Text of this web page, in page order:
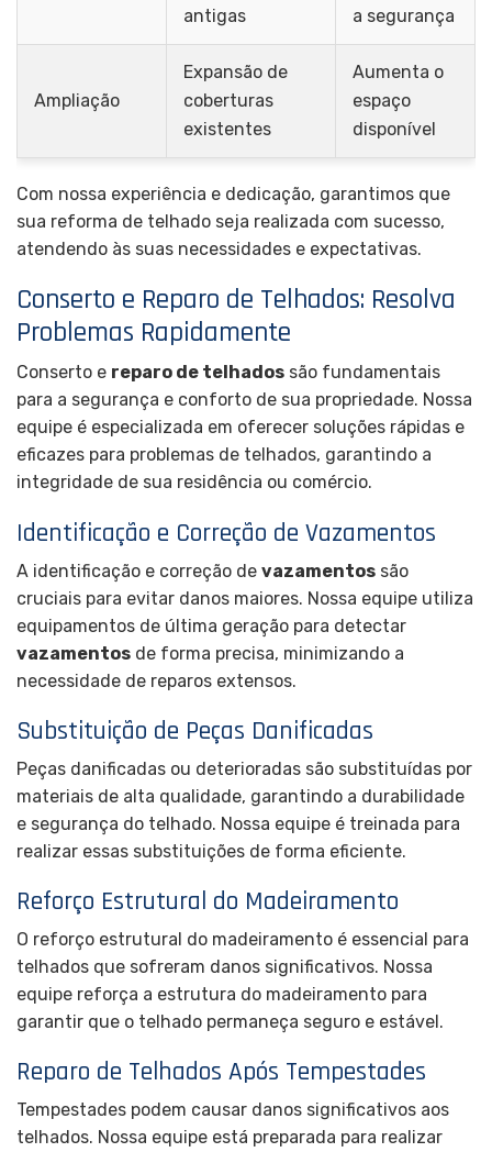
antigas
a segurança
Ampliação
Expansão de
coberturas
existentes
Aumenta o
espaço
disponível
Com nossa experiência e dedicação, garantimos que
sua reforma de telhado seja realizada com sucesso,
atendendo às suas necessidades e expectativas.
Conserto e Reparo de Telhados: Resolva
Problemas Rapidamente
Conserto e reparo de telhados são fundamentais
para a segurança e conforto de sua propriedade. Nossa
equipe é especializada em oferecer soluções rápidas e
eficazes para problemas de telhados, garantindo a
integridade de sua residência ou comércio.
Identificação e Correção de Vazamentos
A identificação e correção de vazamentos são
cruciais para evitar danos maiores. Nossa equipe utiliza
equipamentos de última geração para detectar
vazamentos de forma precisa, minimizando a
necessidade de reparos extensos.
Substituição de Peças Danificadas
Peças danificadas ou deterioradas são substituídas por
materiais de alta qualidade, garantindo a durabilidade
e segurança do telhado. Nossa equipe é treinada para
realizar essas substituições de forma eficiente.
Reforço Estrutural do Madeiramento
O reforço estrutural do madeiramento é essencial para
telhados que sofreram danos significativos. Nossa
equipe reforça a estrutura do madeiramento para
garantir que o telhado permaneça seguro e estável.
Reparo de Telhados Após Tempestades
Tempestades podem causar danos significativos aos
telhados. Nossa equipe está preparada para realizar